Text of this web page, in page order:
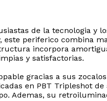
de la tecnologia y
este periferico combina
incorpora
y satisfactorias.
gracias a sus
en PBT Tripleshot
Ademas, su